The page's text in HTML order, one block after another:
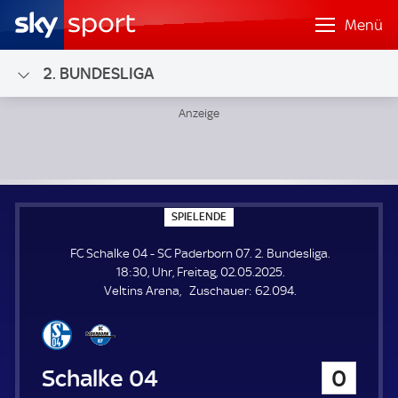
Menü
2. BUNDESLIGA
SPIELENDE
P
E
L
E
N
FC Schalke 04 - SC Paderborn 07. 2. Bundesliga.
18:30, Uhr, Freitag, 02.05.2025.
Veltins Arena
Zuschauer: Z
62.094.
FC Schalke 04
0